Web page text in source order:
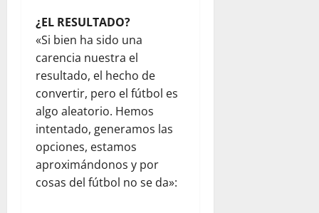
¿EL RESULTADO?
«Si bien ha sido una
carencia nuestra el
resultado, el hecho de
convertir, pero el fútbol es
algo aleatorio. Hemos
intentado, generamos las
opciones, estamos
aproximándonos y por
cosas del fútbol no se da»: